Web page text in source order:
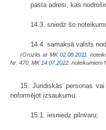
pasta adresi, kas
14.3. sniedz šo
14.4. samaksā valsts
(Grozīts ar MK 02.08.2011.
Nr. 470; MK 14.07.2022. noteikumiem
15. Juridiskās personas
noformējot izsaukumu:
15.1. iesniedz pilnvaru;